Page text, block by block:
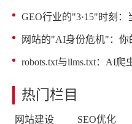
GEO行业的"3·15"时刻
网站的"AI身份危机"：
robots.txt与llms.txt：AI爬
热门栏目
网站建设 SEO优化